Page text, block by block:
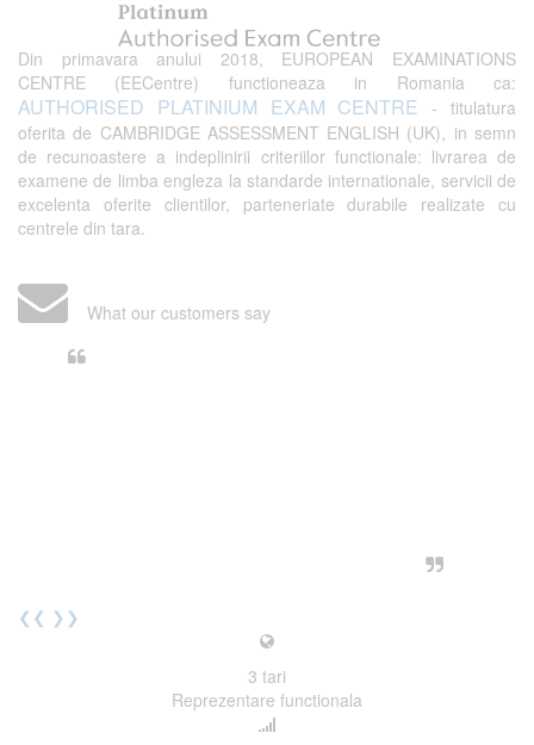
Din primavara anului 2018, EUROPEAN EXAMINATIONS
CENTRE (EECentre) functioneaza in Romania ca:
AUTHORISED PLATINIUM EXAM CENTRE - titulatura
oferita de CAMBRIDGE ASSESSMENT ENGLISH (UK), in semn
de recunoastere a indeplinirii criteriilor functionale: livrarea de
examene de limba engleza la standarde internationale, servicii de
excelenta oferite clientilor, parteneriate durabile realizate cu
centrele din tara.
What our customers say
❮❮ ❯❯
3 tari
Reprezentare functionala